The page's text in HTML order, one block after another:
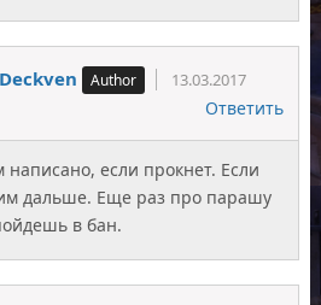
Deckven 13.03.2017
Ответить
написано, если прокнет. Если
дальше. Еще раз про парашу
в бан.